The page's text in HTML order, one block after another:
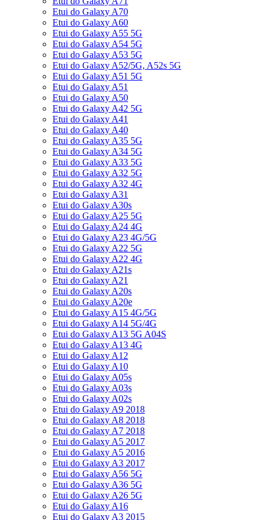
Etui do Galaxy A70
Etui do Galaxy A60
Etui do Galaxy A55 5G
Etui do Galaxy A54 5G
Etui do Galaxy A53 5G
Etui do Galaxy A52/5G, A52s 5G
Etui do Galaxy A51 5G
Etui do Galaxy A51
Etui do Galaxy A50
Etui do Galaxy A42 5G
Etui do Galaxy A41
Etui do Galaxy A40
Etui do Galaxy A35 5G
Etui do Galaxy A34 5G
Etui do Galaxy A33 5G
Etui do Galaxy A32 5G
Etui do Galaxy A32 4G
Etui do Galaxy A31
Etui do Galaxy A30s
Etui do Galaxy A25 5G
Etui do Galaxy A24 4G
Etui do Galaxy A23 4G/5G
Etui do Galaxy A22 5G
Etui do Galaxy A22 4G
Etui do Galaxy A21s
Etui do Galaxy A21
Etui do Galaxy A20s
Etui do Galaxy A20e
Etui do Galaxy A15 4G/5G
Etui do Galaxy A14 5G/4G
Etui do Galaxy A13 5G A04S
Etui do Galaxy A13 4G
Etui do Galaxy A12
Etui do Galaxy A10
Etui do Galaxy A05s
Etui do Galaxy A03s
Etui do Galaxy A02s
Etui do Galaxy A9 2018
Etui do Galaxy A8 2018
Etui do Galaxy A7 2018
Etui do Galaxy A5 2017
Etui do Galaxy A5 2016
Etui do Galaxy A3 2017
Etui do Galaxy A56 5G
Etui do Galaxy A36 5G
Etui do Galaxy A26 5G
Etui do Galaxy A16
Etui do Galaxy A3 2015